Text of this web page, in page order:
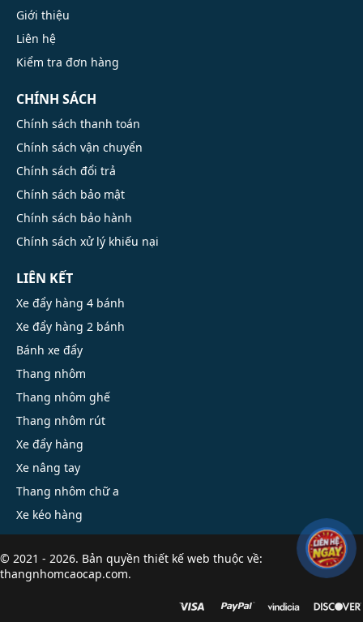
Giới thiệu
Liên hệ
Kiểm tra đơn hàng
CHÍNH SÁCH
Chính sách thanh toán
Chính sách vận chuyển
Chính sách đổi trả
Chính sách bảo mật
Chính sách bảo hành
Chính sách xử lý khiếu nại
LIÊN KẾT
Xe đẩy hàng 4 bánh
Xe đẩy hàng 2 bánh
Bánh xe đẩy
Thang nhôm
Thang nhôm ghế
Thang nhôm rút
Xe đẩy hàng
Xe nâng tay
Thang nhôm chữ a
Xe kéo hàng
© 2021 - 2026. Bản quyền thiết kế web thuộc về:
thangnhomcaocap.com.